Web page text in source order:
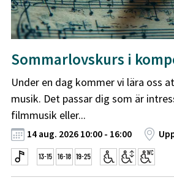
Sommarlovskurs i
Under en dag kommer vi lära oss
musik. Det passar dig som är
filmmusik eller...
14 aug. 2026 10:00 - 16:00